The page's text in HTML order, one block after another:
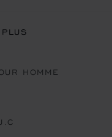
HOMME